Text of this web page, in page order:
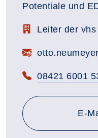
Potentiale und
Leiter der
E-Mail:
Telefon:
08421 6001
E-